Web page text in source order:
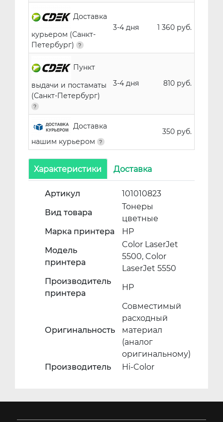
Доставка
курьером (Санкт-
Петербург)
3-4 дня 1 360 руб.
Пункт
выдачи и постаматы
(Санкт-Петербург)
3-4 дня 810 руб.
Доставка
нашим курьером
350 руб.
Характеристики Доставка
Артикул
101010823
Вид товара
Тонеры
цветные
Марка принтера
HP
Модель
принтера
Color LaserJet
5500, Color
LaserJet 5550
Производитель
принтера
HP
Оригинальность
Совместимый
расходный
материал
(аналог
оригинальному)
Производитель
Hi-Color